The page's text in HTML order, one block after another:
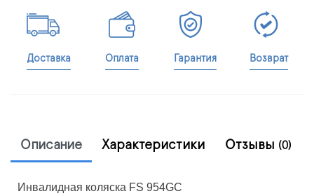
Доставка Оплата Гарантия Возврат
Описание Характеристики Отзывы (0)
Инвалидная коляска FS 954GC